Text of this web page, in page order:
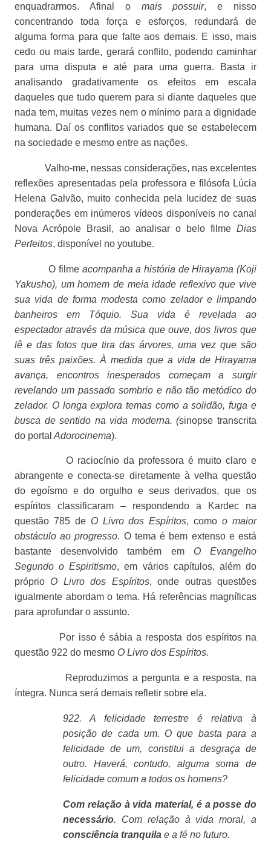
enquadrarmos. Afinal o mais possuir, e nisso
concentrando toda força e esforços, redundará de
alguma forma para que falte aos demais. E isso, mais
cedo ou mais tarde, gerará conflito, podendo caminhar
para uma disputa e até para uma guerra. Basta ir
analisando gradativamente os efeitos em escala
daqueles que tudo querem para si diante daqueles que
nada tem, muitas vezes nem o mínimo para a dignidade
humana. Daí os conflitos variados que se estabelecem
na sociedade e mesmo entre as nações.
Valho-me, nessas considerações, nas excelentes
reflexões apresentadas pela professora e filósofa Lúcia
Helena Galvão, muito conhecida pela lucidez de suas
ponderações em inúmeros vídeos disponíveis no canal
Nova Acrópole Brasil, ao analisar o belo filme Dias
Perfeitos, disponível no youtube.
O filme acompanha a história de Hirayama (Koji
Yakusho), um homem de meia idade reflexivo que vive
sua vida de forma modesta como zelador e limpando
banheiros em Tóquio. Sua vida é revelada ao
espectador através da música que ouve, dos livros que
lê e das fotos que tira das árvores, uma vez que são
suas três paixões. À medida que a vida de Hirayama
avança, encontros inesperados começam a surgir
revelando um passado sombrio e não tão metódico do
zelador. O longa explora temas como a solidão, fuga e
busca de sentido na vida moderna. (sinopse transcrita
do portal Adorocinema).
O raciocínio da professora é muito claro e
abrangente e conecta-se diretamente à velha questão
do egoísmo e do orgulho e seus derivados, que os
espíritos classificaram – respondendo a Kardec na
questão 785 de O Livro dos Espíritos, comoo maior
obstáculo ao progresso. O tema é bem extenso e está
bastante desenvolvido também em O Evangelho
Segundo o Espiritismo, em vários capítulos, além do
próprio O Livro dos Espíritos, onde outras questões
igualmente abordam o tema. Há referências magníficas
para aprofundar o assunto.
Por isso é sábia a resposta dos espíritos na
questão 922 do mesmo O Livro dos Espíritos.
Reproduzimos a pergunta e a resposta, na
íntegra. Nunca será demais refletir sobre ela.
922. A felicidade terrestre é relativa à
posição de cada um. O que basta para a
felicidade de um, constitui a desgraça de
outro. Haverá, contudo, alguma soma de
felicidade comum a todos os homens?
Com relação à vida material, é a posse do
necessário. Com relação à vida moral, a
consciência tranquila e a fé no futuro.